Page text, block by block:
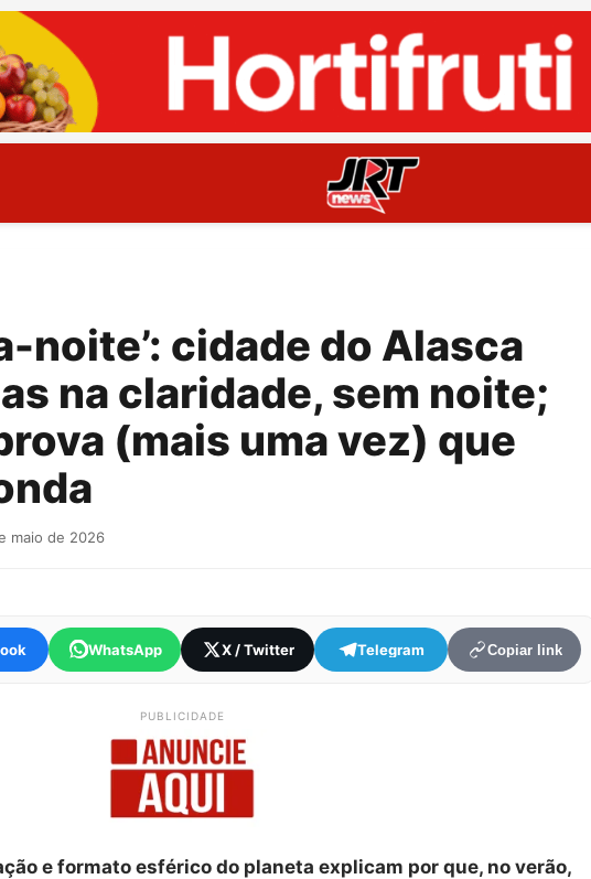
noite’: cidade do Alasca
na claridade, sem noite;
(mais uma vez) que
maio de 2026
WhatsApp X / Twitter Telegram Copiar link
PUBLICIDADE
e formato esférico do planeta explicam por que, no verão,